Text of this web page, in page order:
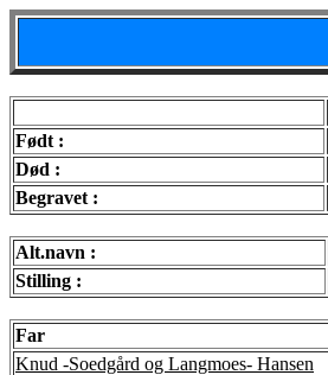
Født :
Død :
Begravet :
Alt.navn :
Stilling :
Far
Knud -Soedgård og Langmoes- Hansen